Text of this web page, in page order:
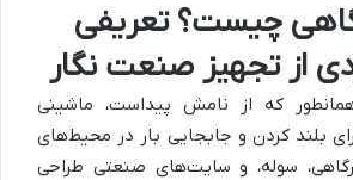
چیست؟ تعریفی
ازتجهیز صنعت نگار
که از نامش پیداست، ماشینی
بلند کردن و جابجایی بار در محیط‌های
سوله، و سایت‌های صنعتی طراحی